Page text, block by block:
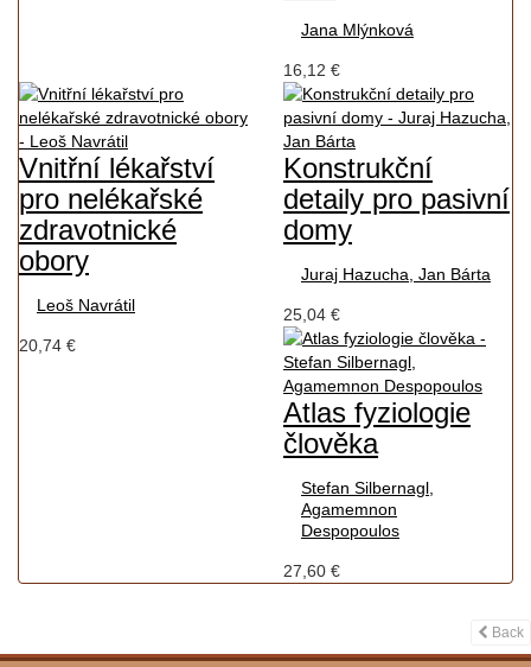
Jana Mlýnková
16,12 €
Vnitřní lékařství
pro nelékařské
zdravotnické
obory
Leoš Navrátil
20,74 €
Konstrukční
detaily pro pasivní
domy
Juraj Hazucha, Jan Bárta
25,04 €
Atlas fyziologie
člověka
Stefan Silbernagl,
Agamemnon
Despopoulos
27,60 €
Back